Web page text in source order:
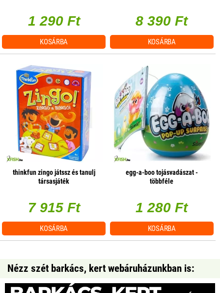
1 290 Ft
KOSÁRBA
8 390 Ft
KOSÁRBA
thinkfun zingo játssz és tanulj
társasjáték
7 915 Ft
KOSÁRBA
egg-a-boo tojásvadászat -
többféle
1 280 Ft
KOSÁRBA
Nézz szét barkács, kert webáruházunkban is: